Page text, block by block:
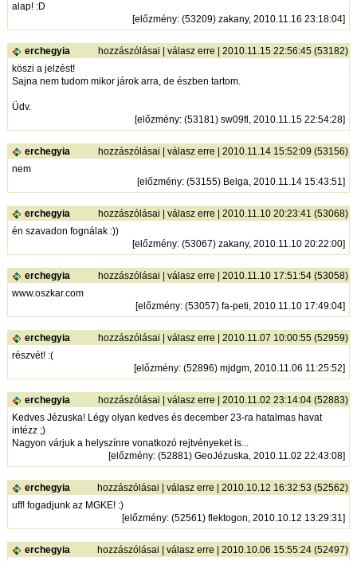
alap! :D
[előzmény: (53209) zakany, 2010.11.16 23:18:04]
erchegyia hozzászólásai |válasz erre | 2010.11.15 22:56:45 (53182)
köszi a jelzést!
Sajna nem tudom mikor járok arra, de észben tartom.
Üdv.
[előzmény: (53181) sw09fl, 2010.11.15 22:54:28]
erchegyia hozzászólásai |válasz erre | 2010.11.14 15:52:09 (53156)
nem
[előzmény: (53155) Belga, 2010.11.14 15:43:51]
erchegyia hozzászólásai |válasz erre | 2010.11.10 20:23:41 (53068)
én szavadon fognálak :))
[előzmény: (53067) zakany, 2010.11.10 20:22:00]
erchegyia hozzászólásai |válasz erre | 2010.11.10 17:51:54 (53058)
www.oszkar.com
[előzmény: (53057) fa-peti, 2010.11.10 17:49:04]
erchegyia hozzászólásai |válasz erre | 2010.11.07 10:00:55 (52959)
részvét! :(
[előzmény: (52896) mjdgm, 2010.11.06 11:25:52]
erchegyia hozzászólásai |válasz erre | 2010.11.02 23:14:04 (52883)
Kedves Jézuska! Légy olyan kedves és december 23-ra hatalmas havat
intézz ;)
Nagyon várjuk a helyszínre vonatkozó rejtvényeket is...
[előzmény: (52881) GeoJézuska, 2010.11.02 22:43:08]
erchegyia hozzászólásai |válasz erre | 2010.10.12 16:32:53 (52562)
uff! fogadjunk az MGKE! :)
[előzmény: (52561) flektogon, 2010.10.12 13:29:31]
erchegyia hozzászólásai |válasz erre | 2010.10.06 15:55:24 (52497)